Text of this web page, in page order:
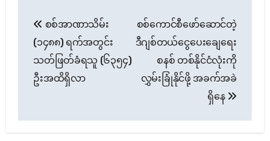
navigation
စစ်အာဏာသိမ်း
(၁၄၈၈) ရက်အတွင်း
သတ်ဖြတ်ခံရသူ (၆၃၅၄)
ဦးအထိရှိလာ
စစ်ကောင်စီဖော်ဆောင်တဲ့
ဒီဂျစ်တယ်ငွေပေးချေရေး
စနစ် တစ်နိုင်ငံလုံးကို
လွှမ်းခြုံနိုင်ဖို့ အခက်အခဲ
ရှိနေ